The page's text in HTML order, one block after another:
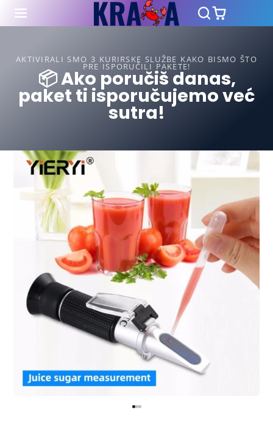
AKTIVIRALI SMO 3 KURIRSKE SLUŽBE KAKO BISMO ŠTO
PRE ISPORUČILI PAKETE!
📦 Ako poručiš danas,
paket ti isporučujemo već
sutra!